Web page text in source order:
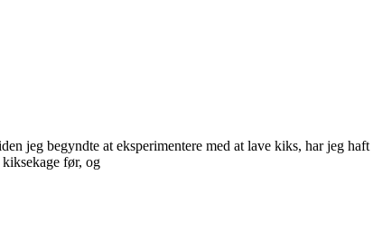
jeg begyndte at eksperimentere med at lave kiks, har jeg
før, og